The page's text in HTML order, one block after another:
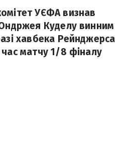
УЄФА визнав
Ондржея Куделу винним
хавбека Рейнджерса
матчу 1/8 фіналу